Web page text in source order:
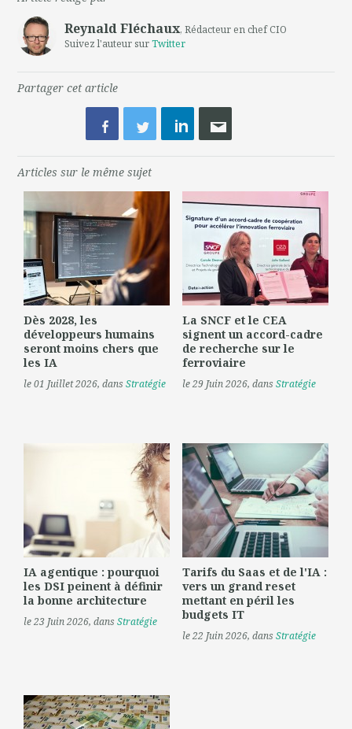
Reynald Fléchaux, Rédacteur en chef CIO
Suivez l'auteur surTwitter
Partager cet article
Articles sur le même sujet
Dès 2028, les
développeurs humains
seront moins chers que
les IA
le 01 Juillet 2026, dansStratégie
La SNCF et le CEA
signent un accord-cadre
de recherche sur le
ferroviaire
le 29 Juin 2026, dansStratégie
IA agentique : pourquoi
les DSI peinent à définir
la bonne architecture
le 23 Juin 2026, dansStratégie
Tarifs du Saas et de l'IA :
vers un grand reset
mettant en péril les
budgets IT
le 22 Juin 2026, dansStratégie